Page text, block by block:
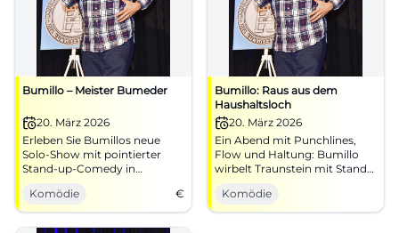
Bumillo – Meister Bumeder
20. März 2026
Erleben Sie Bumillos neue
Solo-Show mit pointierter
Stand-up-Comedy in
Traunstein.
Komödie
€
Bumillo: Raus aus dem
Haushaltsloch
20. März 2026
Ein Abend mit Punchlines,
Flow und Haltung: Bumillo
wirbelt Traunstein mit Stand-
up und Rap durch. Erlebe
kluge Comedy, starke
Bühnenpräsenz und echte
Komödie